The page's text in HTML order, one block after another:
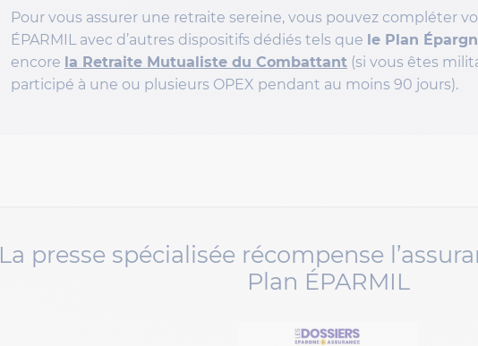
Pour vous assurer une retraite sereine, vous pouvez compléter
ÉPARMIL avec d’autres dispositifs dédiés tels que le Plan
encore la Retraite Mutualiste du Combattant (si vous êtes
participé à une ou plusieurs OPEX pendant au moins 90 jours).
La presse spécialisée récompense
Plan ÉPARMIL